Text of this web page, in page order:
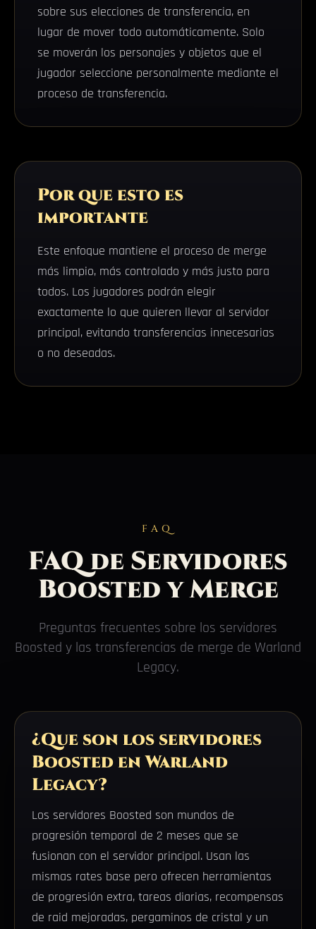
sobre sus elecciones de transferencia, en
lugar de mover todo automáticamente. Solo
se moverán los personajes y objetos que el
jugador seleccione personalmente mediante el
proceso de transferencia.
Por que esto es
importante
Este enfoque mantiene el proceso de merge
más limpio, más controlado y más justo para
todos. Los jugadores podrán elegir
exactamente lo que quieren llevar al servidor
principal, evitando transferencias innecesarias
o no deseadas.
FAQ
FAQ de Servidores
Boosted y Merge
Preguntas frecuentes sobre los servidores
Boosted y las transferencias de merge de Warland
Legacy.
¿Que son los servidores
Boosted en Warland
Legacy?
Los servidores Boosted son mundos de
progresión temporal de 2 meses que se
fusionan con el servidor principal. Usan las
mismas rates base pero ofrecen herramientas
de progresión extra, tareas diarias, recompensas
de raid mejoradas, pergaminos de cristal y un